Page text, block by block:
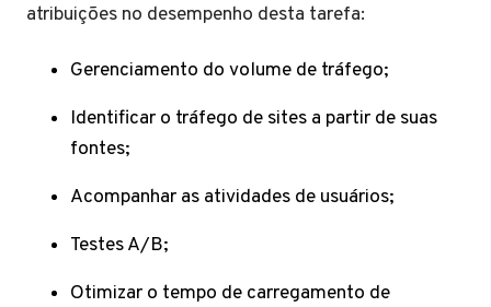
atribuições no desempenho desta tarefa:
Gerenciamento do volume de tráfego;
Identificar o tráfego de sites a partir de suas
fontes;
Acompanhar as atividades de usuários;
Testes A/B;
Otimizar o tempo de carregamento de